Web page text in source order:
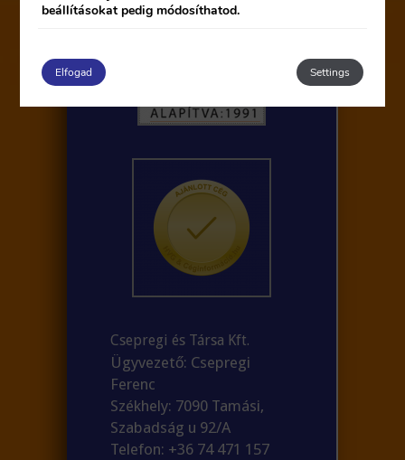
Csepregi és Társa Kft.
Ügyvezető: Csepregi
Ferenc
Székhely: 7090 Tamási,
Szabadság u 92/A
Telefon: +36 74 471 157
beállításokat pedig módosíthatod.
Elfogad Settings